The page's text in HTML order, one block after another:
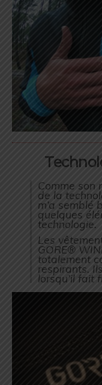
Comme son
de la
m’a semblé
quelques
technologie.
Les
GORE®
totalement
respirants.
lorsqu’il fait